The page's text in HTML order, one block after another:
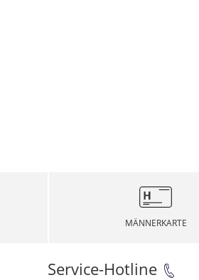
MÄNNERKARTE
Service-Hotline